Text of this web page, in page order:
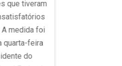
que tiveram
A medida foi
quarta-feira
do